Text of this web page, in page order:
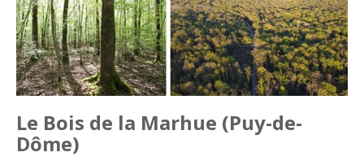
Le Bois de la Marhue (Puy-de-
Dôme)